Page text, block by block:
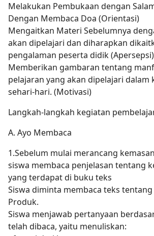
Melakukan Pembukaan dengan
Dengan Membaca Doa (Orientasi)
Mengaitkan Materi Sebelumnya
akan dipelajari dan diharapkan
pengalaman peserta didik (Apersepsi)
Memberikan gambaran tentang
pelajaran yang akan dipelajari dalam
sehari-hari. (Motivasi)
Langkah-langkah kegiatan
A. Ayo Membaca
1.Sebelum mulai merancang
siswa membaca penjelasan tentang
yang terdapat di buku teks
Siswa diminta membaca teks tentang
Produk.
Siswa menjawab pertanyaan
telah dibaca, yaitu menuliskan: